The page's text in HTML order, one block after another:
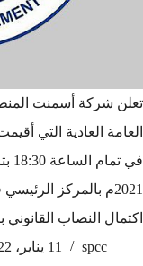
تعلن شركة أسمنت
العامة العادية التي
2021م بالمركز
اكتمال النصاب القانوني
spcc
11 يناير، 2022